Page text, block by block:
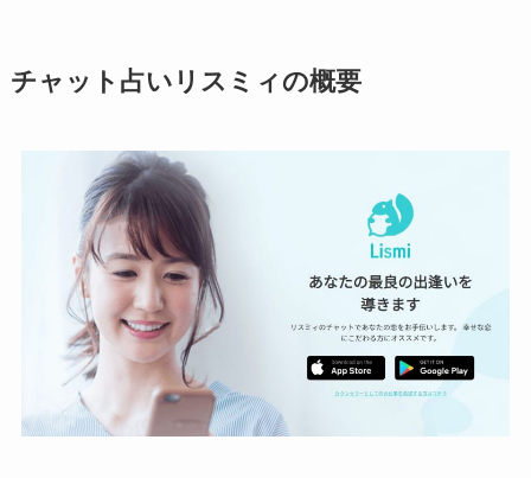
チャット占いリスミィの概要